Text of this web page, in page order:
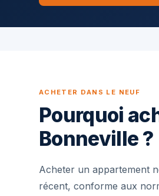
ACHETER DANS LE NEUF
Pourquoi
Bonneville ?
Acheter un appartement
récent, conforme aux